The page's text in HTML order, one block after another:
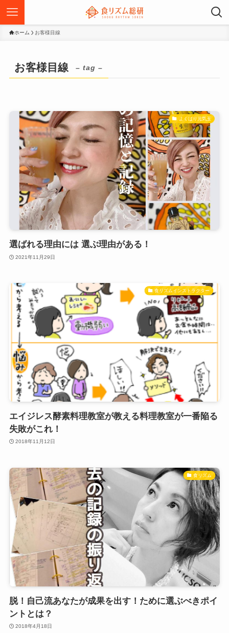
ホーム お客様目線
お客様目線 – tag –
よくばり元気玉
選ばれる理由には 選ぶ理由がある！
2021年11月29日
食リズムインストラクター
エイジレス酵素料理教室が教える料理教室が一番陥る
失敗がこれ！
2018年11月12日
食リズム
脱！自己流あなたが成果を出す！ために選ぶべきポイ
ントとは？
2018年4月18日